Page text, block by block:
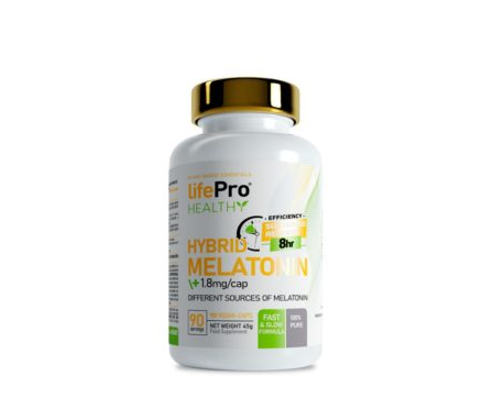
AÑADIR AL CARRITO